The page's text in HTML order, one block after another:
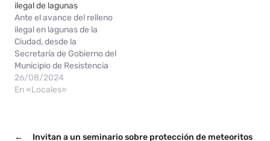
ilegal de lagunas
Ante el avance del relleno
ilegal en lagunas de la
Ciudad, desde la
Secretaría de Gobierno del
Municipio de Resistencia
se coordinó un operativo
en conjunto entre el
Administración Provincial
26/08/2024
En «Locales»
←
Invitan a un seminario sobre protección de meteoritos